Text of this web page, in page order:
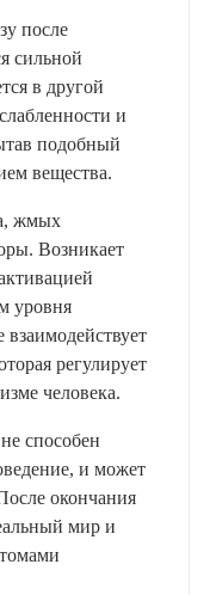
после
сильной
в другой
и
подобный
вещества.
жмых
Возникает
уровня
регулирует
человека.
способен
и может
окончания
мир и